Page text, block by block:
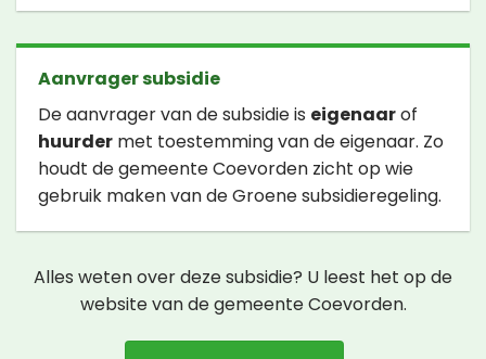
Aanvrager subsidie
De aanvrager van de subsidie is eigenaarof
huurder met toestemming van de eigenaar. Zo
houdt de gemeente Coevorden zicht op wie
gebruik maken van de Groene subsidieregeling.
Alles weten over deze subsidie? U leest het op de
website van de gemeente Coevorden.